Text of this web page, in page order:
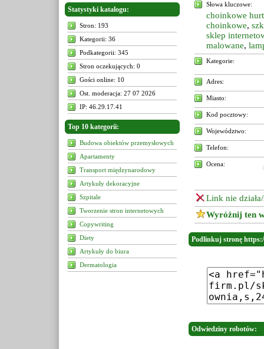
Statystyki katalogu:
Stron: 193
Kategorii: 36
Podkategorii: 345
Stron oczekujących: 0
Gości online: 10
Ost. moderacja: 27 07 2026
IP: 46.29.17.41
Top 10 kategorii:
Budowa obiektów przemysłowych
Apartamenty
Transport międzynarodowy
Artykuły dekoracyjne
Szpitale
Tworzenie stron internetowych
Copywriting
Diety
Artykuły do biura
Dermatologia
Słowa kluczowe:
choinkowe
choinkowe,
sklep
malowane,
Kategorie:
Adres:
Miasto:
Kod pocztowy:
Województwo:
Telefon:
Ocena:
Link nie
Wyróżnij ten
Podlinkuj stronę
Odwiedziny robotów: